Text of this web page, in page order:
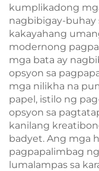
kumplikadong
nagbibigay-buhay
kakayahang
modernong
mga bata ay
opsyon sa
mga nilikha na
papel, istilo ng
opsyon sa
kanilang
badyet. Ang mga
pagpapalimbag
lumalampas sa